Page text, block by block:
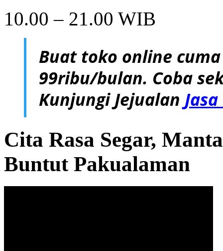
10.00 – 21.00 WIB
Buat toko online
99ribu/bulan. Coba
Kunjungi Jejualan
Cita Rasa Segar,
Buntut Pakualaman